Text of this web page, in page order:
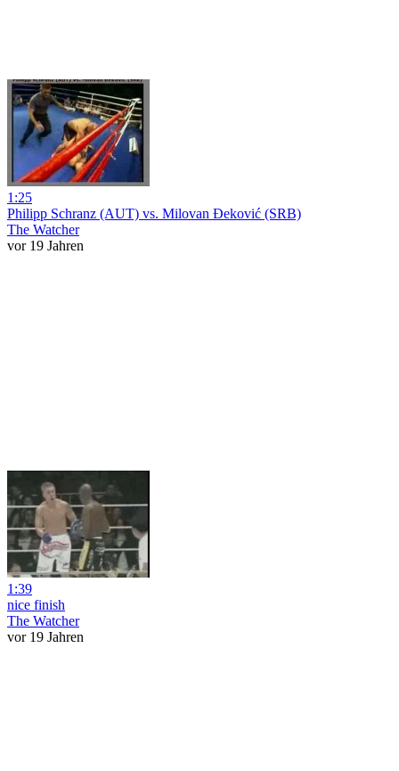
1:25
Philipp Schranz (AUT) vs. Milovan Đeković (SRB)
The Watcher
vor 19 Jahren
1:39
nice finish
The Watcher
vor 19 Jahren